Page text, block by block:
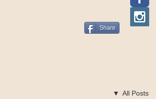
Share
All Posts